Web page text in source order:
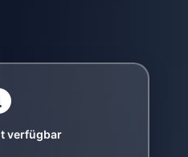
verfügbar